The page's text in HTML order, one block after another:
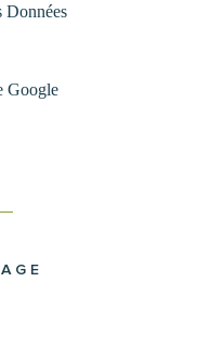
Données
Google